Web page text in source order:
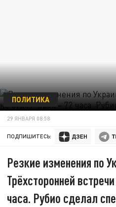
ПОЛИТИКА
29 ЯНВАРЯ 08:58
ПОДПИШИТЕСЬ:
Резкие изменения по
Трёхсторонней
часа. Рубио сделал